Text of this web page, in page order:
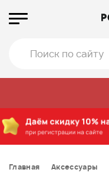
Главная Аксессуары